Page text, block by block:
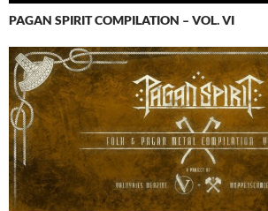
PAGAN SPIRIT COMPILATION – VOL. VI